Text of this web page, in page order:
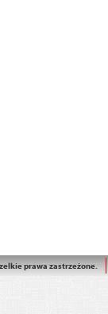
prawa zastrzeżone.